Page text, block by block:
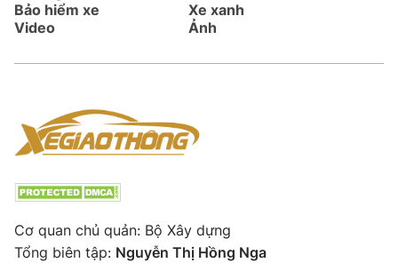
Bảo hiểm xe
Xe xanh
Video
Ảnh
Cơ quan chủ quản: Bộ Xây dựng
Tổng biên tập: Nguyễn Thị Hồng Nga